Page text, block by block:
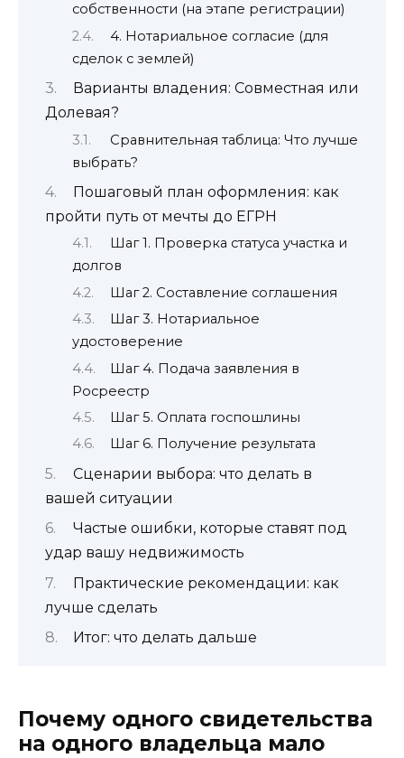
собственности (на этапе регистрации)
4. Нотариальное согласие (для
сделок с землей)
Варианты владения: Совместная или
Долевая?
Сравнительная таблица: Что лучше
выбрать?
Пошаговый план оформления: как
пройти путь от мечты до ЕГРН
Шаг 1. Проверка статуса участка и
долгов
Шаг 2. Составление соглашения
Шаг 3. Нотариальное
удостоверение
Шаг 4. Подача заявления в
Росреестр
Шаг 5. Оплата госпошлины
Шаг 6. Получение результата
Сценарии выбора: что делать в
вашей ситуации
Частые ошибки, которые ставят под
удар вашу недвижимость
Практические рекомендации: как
лучше сделать
Итог: что делать дальше
Почему одного свидетельства
на одного владельца мало